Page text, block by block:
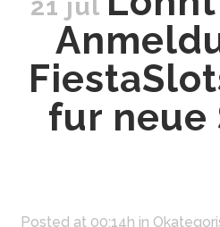
21 jul
fur neue
Posted at 00:14h in